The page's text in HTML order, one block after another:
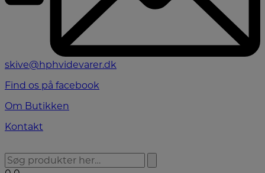
skive@hphvidevarer.dk
Find os på facebook
Om Butikken
Kontakt